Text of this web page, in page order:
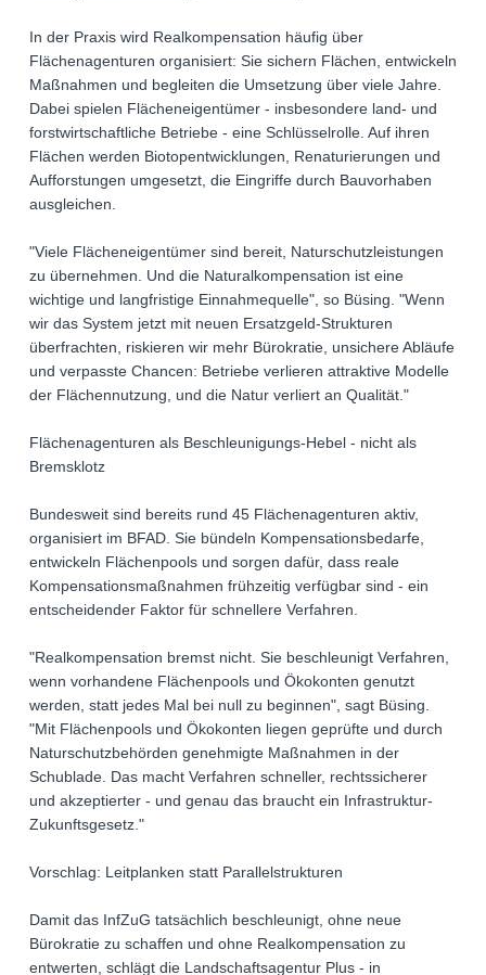
In der Praxis wird Realkompensation häufig über
Flächenagenturen organisiert: Sie sichern Flächen, entwickeln
Maßnahmen und begleiten die Umsetzung über viele Jahre.
Dabei spielen Flächeneigentümer - insbesondere land- und
forstwirtschaftliche Betriebe - eine Schlüsselrolle. Auf ihren
Flächen werden Biotopentwicklungen, Renaturierungen und
Aufforstungen umgesetzt, die Eingriffe durch Bauvorhaben
ausgleichen.
"Viele Flächeneigentümer sind bereit, Naturschutzleistungen
zu übernehmen. Und die Naturalkompensation ist eine
wichtige und langfristige Einnahmequelle", so Büsing. "Wenn
wir das System jetzt mit neuen Ersatzgeld-Strukturen
überfrachten, riskieren wir mehr Bürokratie, unsichere Abläufe
und verpasste Chancen: Betriebe verlieren attraktive Modelle
der Flächennutzung, und die Natur verliert an Qualität."
Flächenagenturen als Beschleunigungs-Hebel - nicht als
Bremsklotz
Bundesweit sind bereits rund 45 Flächenagenturen aktiv,
organisiert im BFAD. Sie bündeln Kompensationsbedarfe,
entwickeln Flächenpools und sorgen dafür, dass reale
Kompensationsmaßnahmen frühzeitig verfügbar sind - ein
entscheidender Faktor für schnellere Verfahren.
"Realkompensation bremst nicht. Sie beschleunigt Verfahren,
wenn vorhandene Flächenpools und Ökokonten genutzt
werden, statt jedes Mal bei null zu beginnen", sagt Büsing.
"Mit Flächenpools und Ökokonten liegen geprüfte und durch
Naturschutzbehörden genehmigte Maßnahmen in der
Schublade. Das macht Verfahren schneller, rechtssicherer
und akzeptierter - und genau das braucht ein Infrastruktur-
Zukunftsgesetz."
Vorschlag: Leitplanken statt Parallelstrukturen
Damit das InfZuG tatsächlich beschleunigt, ohne neue
Bürokratie zu schaffen und ohne Realkompensation zu
entwerten, schlägt die Landschaftsagentur Plus - in